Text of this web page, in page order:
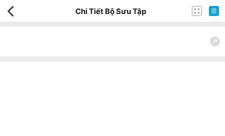
Chi Tiết Bộ Sưu Tập